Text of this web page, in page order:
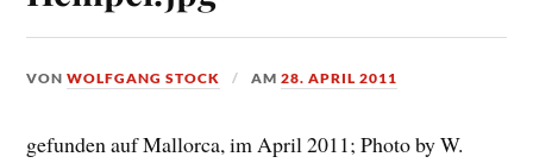
VONWOLFGANG STOCK AM28. APRIL 2011
gefunden auf Mallorca, im April 2011; Photo by W.